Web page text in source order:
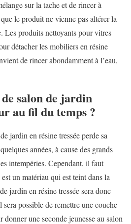
sur la tache et de rincer à
le produit ne vienne pas altérer la
Les produits nettoyants pour vitres
détacher les mobiliers en résine
de rincer abondamment à l’eau,
salon de jardin
au fil du temps ?
jardin en résine tressée perde sa
années, à cause des grands
intempéries. Cependant, il faut
un matériau qui est teint dans la
jardin en résine tressée sera donc
possible de remettre une couche
donner une seconde jeunesse au salon